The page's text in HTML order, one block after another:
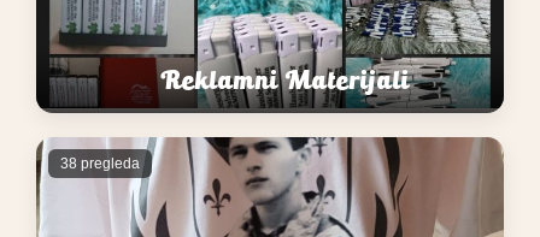
Reklamni Materijali
38 pregleda